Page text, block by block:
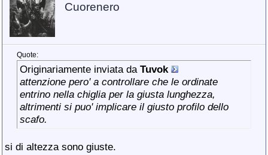
Cuorenero
Quote:
Originariamente inviata da Tuvok
attenzione pero' a controllare che le ordinate
entrino nella chiglia per la giusta lunghezza,
altrimenti si puo' implicare il giusto profilo dello
scafo.
si di altezza sono giuste.